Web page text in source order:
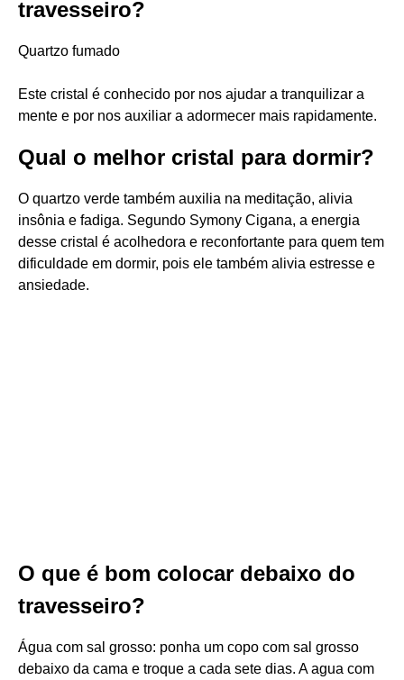
travesseiro?
Quartzo fumado
Este cristal é conhecido por nos ajudar a tranquilizar a
mente e por nos auxiliar a adormecer mais rapidamente.
Qual o melhor cristal para dormir?
O quartzo verde também auxilia na meditação, alivia
insônia e fadiga. Segundo Symony Cigana, a energia
desse cristal é acolhedora e reconfortante para quem tem
dificuldade em dormir, pois ele também alivia estresse e
ansiedade.
O que é bom colocar debaixo do
travesseiro?
Água com sal grosso: ponha um copo com sal grosso
debaixo da cama e troque a cada sete dias. A agua com